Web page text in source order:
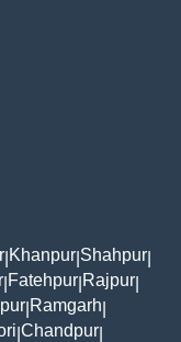
Khanpur Shahpur
Fatehpur Rajpur
Ramgarh
Chandpur